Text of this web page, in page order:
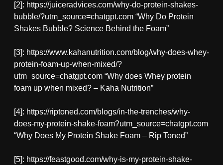
[2]: https://juiceradvices.com/why-do-protein-shakes-
bubble/?utm_source=chatgpt.com “Why Do Protein
Shakes Bubble? Science Behind the Foam”
[3]: https://www.kahanutrition.com/blog/why-does-whey-
protein-foam-up-when-mixed/?
utm_source=chatgpt.com “Why does Whey protein
foam up when mixed? – Kaha Nutrition”
[4]: https://riptoned.com/blogs/in-the-trenches/why-
does-my-protein-shake-foam?utm_source=chatgpt.com
“Why Does My Protein Shake Foam – Rip Toned”
[5]: https://feastgood.com/why-is-my-protein-shake-